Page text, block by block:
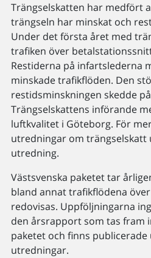
Trängselskatten har medfört
trängseln har minskat och
Under det första året med
trafiken över
Restiderna på infartslederna
minskade trafikflöden. Den
restidsminskningen skedde
Trängselskattens införande
luftkvalitet i Göteborg. För
utredningar om trängselskatt
utredning.
Västsvenska paketet tar
bland annat trafikflödena
redovisas. Uppföljningarna
den årsrapport som tas fram
paketet och finns
utredningar.